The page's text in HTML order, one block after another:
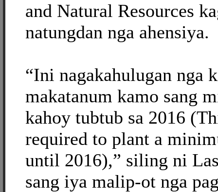
and Natural Resources
natungdan nga ahensiya.
“Ini nagakahulugan nga
makatanum kamo sang
kahoy tubtub sa 2016
required to plant a
until 2016),” siling ni
sang iya malip-ot nga